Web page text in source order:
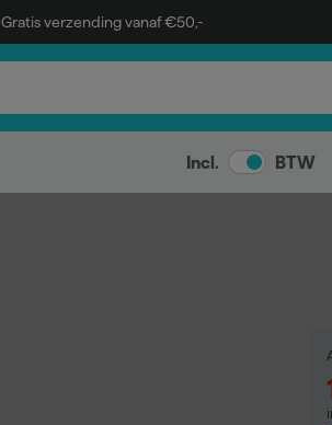
Gratis verzending vanaf €50,-
Incl. BTW